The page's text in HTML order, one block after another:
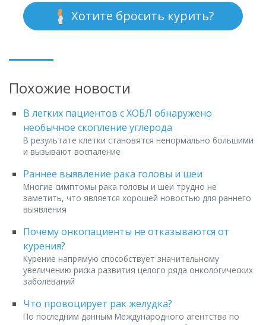
Хотите бросить курить?
Похожие новости
В легких пациентов с ХОБЛ обнаружено
необычное скопление углерода
В результате клетки становятся ненормально большими
и вызывают воспаление
Раннее выявление рака головы и шеи
Многие симптомы рака головы и шеи трудно не
заметить, что является хорошей новостью для раннего
выявления
Почему онкопациенты не отказываются от
курения?
Курение напрямую способствует значительному
увеличению риска развития целого ряда онкологических
заболеваний
Что провоцирует рак желудка?
По последним данным Международного агентства по